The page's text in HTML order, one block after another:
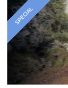
SPECIAL